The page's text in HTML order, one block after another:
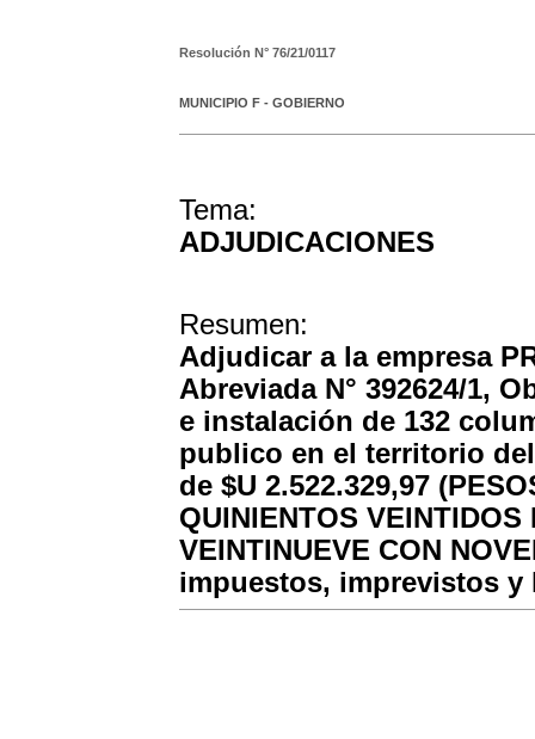
Resolución N° 76/21/0117
MUNICIPIO F - GOBIERNO
Tema:
ADJUDICACIONES
Resumen:
Adjudicar a la empresa
Abreviada N° 392624/1,
e instalación de 132
publico en el territorio
de $U 2.522.329,97
QUINIENTOS
VEINTINUEVE CON
impuestos, imprevistos